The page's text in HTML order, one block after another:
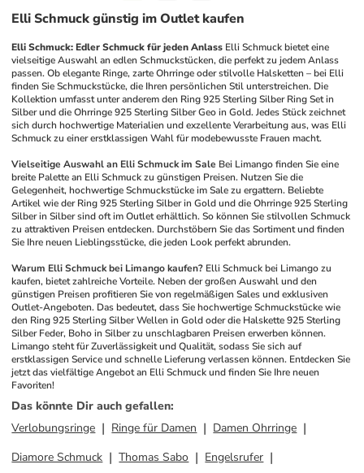
Elli Schmuck günstig im Outlet kaufen
Elli Schmuck: Edler Schmuck für jeden Anlass Elli Schmuck bietet eine
vielseitige Auswahl an edlen Schmuckstücken, die perfekt zu jedem Anlass
passen. Ob elegante Ringe, zarte Ohrringe oder stilvolle Halsketten – bei Elli
finden Sie Schmuckstücke, die Ihren persönlichen Stil unterstreichen. Die
Kollektion umfasst unter anderem den Ring 925 Sterling Silber Ring Set in
Silber und die Ohrringe 925 Sterling Silber Geo in Gold. Jedes Stück zeichnet
sich durch hochwertige Materialien und exzellente Verarbeitung aus, was Elli
Schmuck zu einer erstklassigen Wahl für modebewusste Frauen macht.
Vielseitige Auswahl an Elli Schmuck im Sale Bei Limango finden Sie eine
breite Palette an Elli Schmuck zu günstigen Preisen. Nutzen Sie die
Gelegenheit, hochwertige Schmuckstücke im Sale zu ergattern. Beliebte
Artikel wie der Ring 925 Sterling Silber in Gold und die Ohrringe 925 Sterling
Silber in Silber sind oft im Outlet erhältlich. So können Sie stilvollen Schmuck
zu attraktiven Preisen entdecken. Durchstöbern Sie das Sortiment und finden
Sie Ihre neuen Lieblingsstücke, die jeden Look perfekt abrunden.
Warum Elli Schmuck bei Limango kaufen? Elli Schmuck bei Limango zu
kaufen, bietet zahlreiche Vorteile. Neben der großen Auswahl und den
günstigen Preisen profitieren Sie von regelmäßigen Sales und exklusiven
Outlet-Angeboten. Das bedeutet, dass Sie hochwertige Schmuckstücke wie
den Ring 925 Sterling Silber Wellen in Gold oder die Halskette 925 Sterling
Silber Feder, Boho in Silber zu unschlagbaren Preisen erwerben können.
Limango steht für Zuverlässigkeit und Qualität, sodass Sie sich auf
erstklassigen Service und schnelle Lieferung verlassen können. Entdecken Sie
jetzt das vielfältige Angebot an Elli Schmuck und finden Sie Ihre neuen
Favoriten!
Das könnte Dir auch gefallen:
Verlobungsringe
Ringe für Damen
Damen Ohrringe
Diamore Schmuck
Thomas Sabo
Engelsrufer